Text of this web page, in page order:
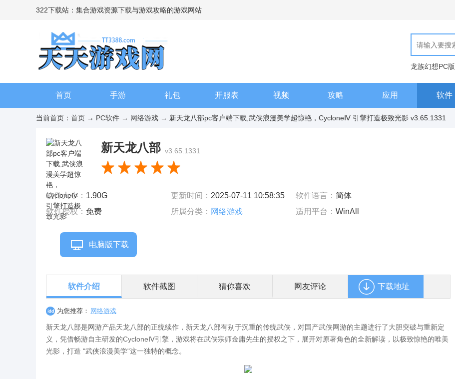
322下载站：集合游戏资源下载与游戏攻略的游戏网站
龙族幻想PC版
现代汉语词典
首页 手游 礼包 开服表 视频 攻略 应用 软件
当前首页： 首页 → PC软件 → 网络游戏 → 新天龙八部pc客户端下载,武侠浪漫美学超惊艳，CycloneⅣ 引擎打造极致光影 v3.65.1331
新天龙八部 v3.65.1331
软件大小： 1.90G 更新时间： 2025-07-11 10:58:35 软件语言： 简体
软件授权： 免费 所属分类： 网络游戏 适用平台： WinAll
电脑版下载
软件介绍 软件截图 猜你喜欢 网友评论 下载地址
为您推荐： 网络游戏
新天龙八部是网游产品天龙八部的正统续作，新天龙八部有别于沉重的传统武侠，对国产武侠网游的主题进行了大胆突破与重新定
义，凭借畅游自主研发的CycloneⅣ引擎，游戏将在武侠宗师金庸先生的授权之下，展开对原著角色的全新解读，以极致惊艳的唯美
光影，打造 "武侠浪漫美学"这一独特的概念。